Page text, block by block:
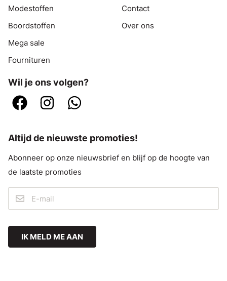
Modestoffen
Boordstoffen
Mega sale
Fournituren
Contact
Over ons
Wil je ons volgen?
Altijd de nieuwste promoties!
Abonneer op onze nieuwsbrief en blijf op de hoogte van
de laatste promoties
IK MELD ME AAN